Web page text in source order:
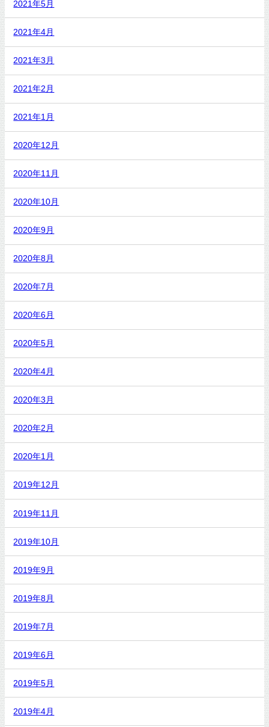
2021年5月
2021年4月
2021年3月
2021年2月
2021年1月
2020年12月
2020年11月
2020年10月
2020年9月
2020年8月
2020年7月
2020年6月
2020年5月
2020年4月
2020年3月
2020年2月
2020年1月
2019年12月
2019年11月
2019年10月
2019年9月
2019年8月
2019年7月
2019年6月
2019年5月
2019年4月